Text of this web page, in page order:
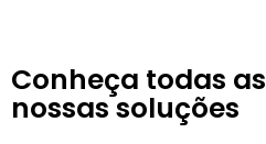
Conheça todas as
nossas soluções